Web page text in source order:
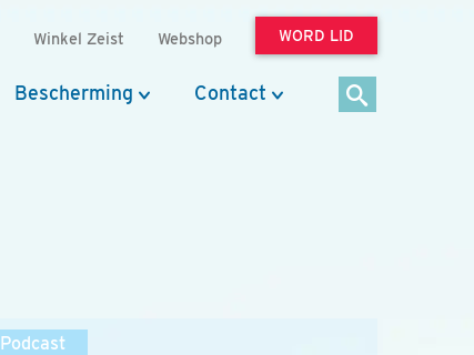
Winkel Zeist Webshop WORD LID
Bescherming Contact
Podcast